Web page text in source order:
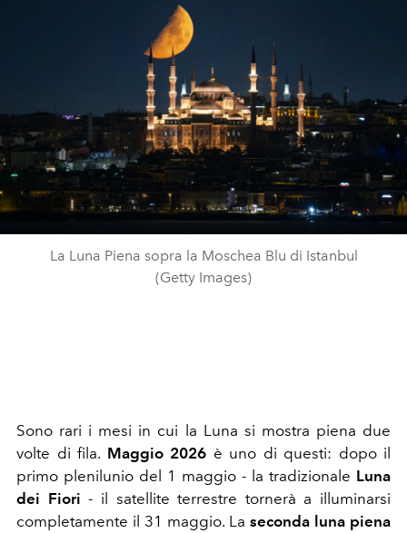
La Luna Piena sopra la Moschea Blu di Istanbul
(Getty Images)
Sono rari i mesi in cui la Luna si mostra piena due
volte di fila. Maggio 2026 è uno di questi: dopo il
primo plenilunio del 1 maggio - la tradizionale Luna
dei Fiori- il satellite terrestre tornerà a illuminarsi
completamente il 31 maggio. La seconda luna piena